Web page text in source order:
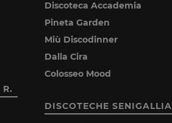
Discoteca Accademia
Pineta Garden
Miù Discodinner
Dalla Cira
Colosseo Mood
DISCOTECHE SENIGALLIA